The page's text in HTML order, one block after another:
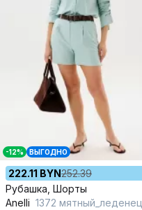
-12% ВЫГОДНО
222.11 BYN252.39
Рубашка, Шорты
Anelli 1372 мятный_леденец